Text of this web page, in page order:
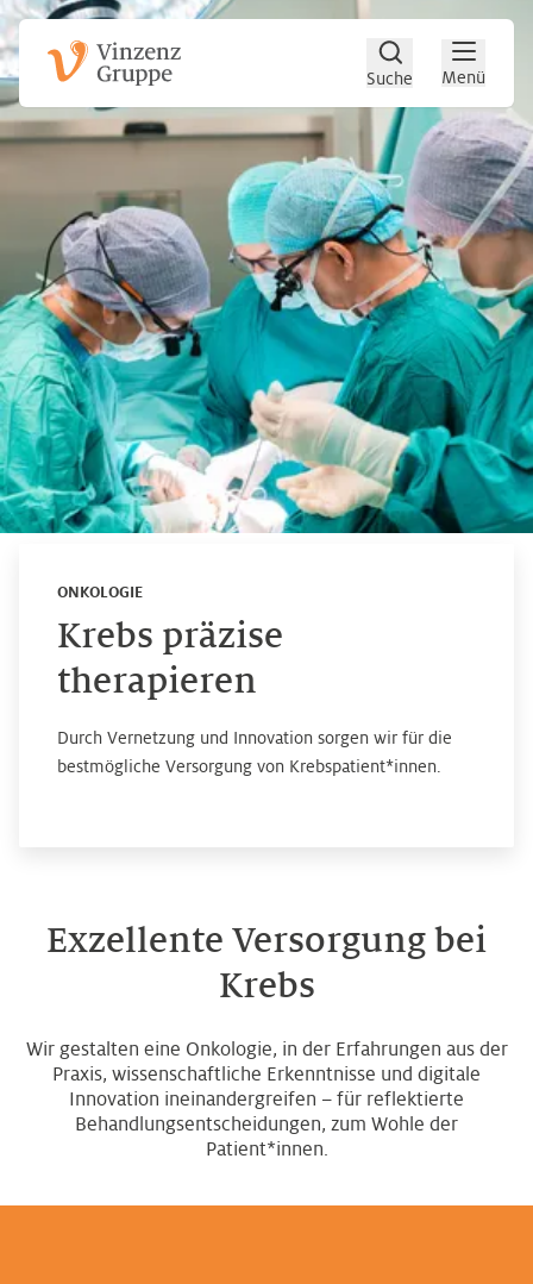
Zum Hauptinhalt
Zum Footer
Suche Menü
ONKOLOGIE
Krebs präzise
therapieren
Durch Vernetzung und Innovation sorgen wir für die
bestmögliche Versorgung von Krebspatient*innen.
Exzellente Versorgung bei
Krebs
Wir gestalten eine Onkologie, in der Erfahrungen aus der
Praxis, wissenschaftliche Erkenntnisse und digitale
Innovation ineinandergreifen – für reflektierte
Behandlungsentscheidungen, zum Wohle der
Patient*innen.